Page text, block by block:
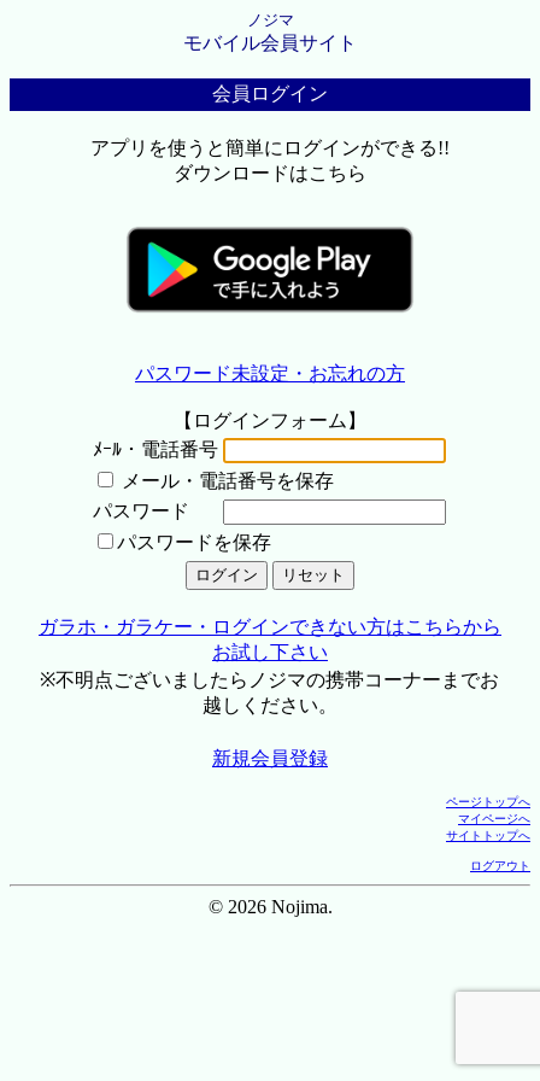
ノジマ
モバイル会員サイト
会員ログイン
アプリを使うと簡単にログインができる!!
ダウンロードはこちら
パスワード未設定・お忘れの方
【ログインフォーム】
ﾒｰﾙ・電話番号
メール・電話番号を保存
パスワード
パスワードを保存
ガラホ・ガラケー・ログインできない方はこちらから
お試し下さい
※不明点ございましたらノジマの携帯コーナーまでお
越しください。
新規会員登録
ページトップへ
マイページへ
サイトトップへ
ログアウト
© 2026 Nojima.